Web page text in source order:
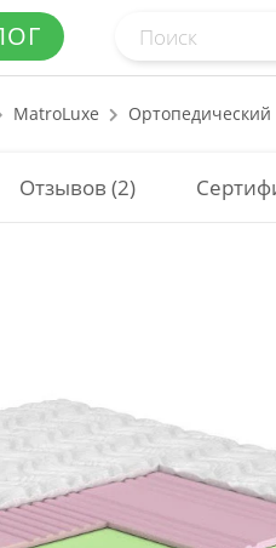
MatroLuxe
Отзывов (2)